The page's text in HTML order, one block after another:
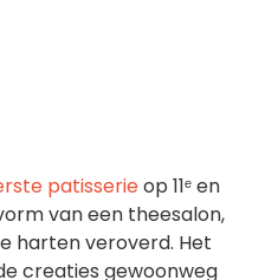
patisserieop 11ᵉ en
van een theesalon,
harten veroverd. Het
creaties gewoonweg